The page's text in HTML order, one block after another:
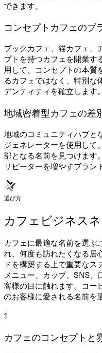
できます。
コンセプトカフェのブ
ブックカフェ、猫カフェ、
プトを持つカフェを開業す
用して、コンセプトの本質
るカフェではなく、特別な
デンティティを確立します。
地域密着型カフェの差
地域のコミュニティハブと
ジェネレーターを使用して
部となる名前を見つけます
リピーターを増やすブラン
選び方
カフェビジネス
カフェに最適な名前を選ぶ
れ、何度も訪れたくなる居
ドを構築する上で重要なス
メニュー、カップ、SNS、
客様の目に触れます。コー
のお客様に愛される名前を
1
カフェのコンセプトと